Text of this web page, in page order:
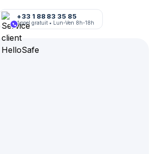
+33 1 88 83 35 85
Appel gratuit • Lun-Ven 8h-18h